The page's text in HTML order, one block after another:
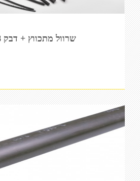
שרוול מתכווץ + דבק 24.4-8